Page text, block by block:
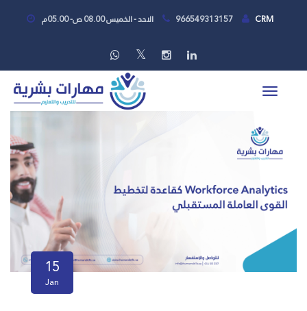
الاحد - الخميس 08.00 ص- 05.00م 966549313157 CRM
15
Jan